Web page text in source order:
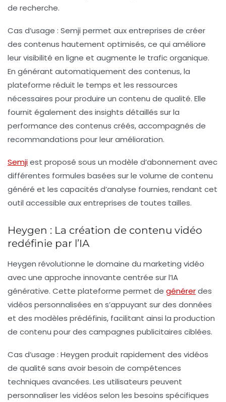
de recherche.
Cas d’usage : Semji permet aux entreprises de créer
des contenus hautement optimisés, ce qui améliore
leur visibilité en ligne et augmente le trafic organique.
En générant automatiquement des contenus, la
plateforme réduit le temps et les ressources
nécessaires pour produire un contenu de qualité. Elle
fournit également des insights détaillés sur la
performance des contenus créés, accompagnés de
recommandations pour leur amélioration.
Semjiest proposé sous un modèle d’abonnement avec
différentes formules basées sur le volume de contenu
généré et les capacités d’analyse fournies, rendant cet
outil accessible aux entreprises de toutes tailles.
Heygen : La création de contenu vidéo
redéfinie par l’IA
Heygen révolutionne le domaine du marketing vidéo
avec une approche innovante centrée sur l’IA
générative. Cette plateforme permet de générerdes
vidéos personnalisées en s’appuyant sur des données
et des modèles prédéfinis, facilitant ainsi la production
de contenu pour des campagnes publicitaires ciblées.
Cas d’usage : Heygen produit rapidement des vidéos
de qualité sans avoir besoin de compétences
techniques avancées. Les utilisateurs peuvent
personnaliser les vidéos selon les besoins spécifiques